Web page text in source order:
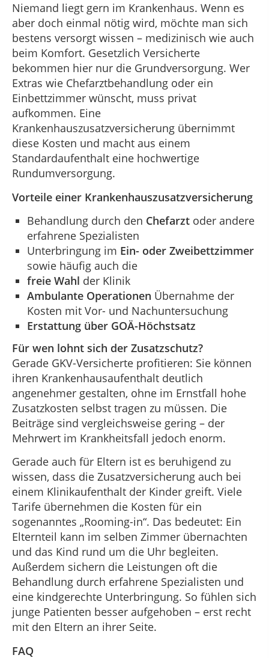
Niemand liegt gern im Krankenhaus. Wenn es
aber doch einmal nötig wird, möchte man sich
bestens versorgt wissen – medizinisch wie auch
beim Komfort. Gesetzlich Versicherte
bekommen hier nur die Grundversorgung. Wer
Extras wie Chefarztbehandlung oder ein
Einbettzimmer wünscht, muss privat
aufkommen. Eine
Krankenhauszusatzversicherung übernimmt
diese Kosten und macht aus einem
Standardaufenthalt eine hochwertige
Rundumversorgung.
Vorteile einer Krankenhauszusatzversicherung
Behandlung durch den Chefarzt oder andere
erfahrene Spezialisten
Unterbringung im Ein- oder Zweibettzimmer
sowie häufig auch die
freie Wahl der Klinik
Ambulante Operationen Übernahme der
Kosten mit Vor- und Nachuntersuchung
Erstattung über GOÄ-Höchstsatz
Für wen lohnt sich der Zusatzschutz?
Gerade GKV-Versicherte profitieren: Sie können
ihren Krankenhausaufenthalt deutlich
angenehmer gestalten, ohne im Ernstfall hohe
Zusatzkosten selbst tragen zu müssen. Die
Beiträge sind vergleichsweise gering – der
Mehrwert im Krankheitsfall jedoch enorm.
Gerade auch für Eltern ist es beruhigend zu
wissen, dass die Zusatzversicherung auch bei
einem Klinikaufenthalt der Kinder greift. Viele
Tarife übernehmen die Kosten für ein
sogenanntes „Rooming-in“. Das bedeutet: Ein
Elternteil kann im selben Zimmer übernachten
und das Kind rund um die Uhr begleiten.
Außerdem sichern die Leistungen oft die
Behandlung durch erfahrene Spezialisten und
eine kindgerechte Unterbringung. So fühlen sich
junge Patienten besser aufgehoben – erst recht
mit den Eltern an ihrer Seite.
FAQ